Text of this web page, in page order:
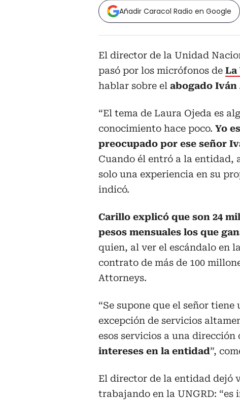
Añadir Caracol Radio en Google
El director de la Unidad
pasó por los micrófonos de La
hablar sobre el abogado Iván
“El tema de Laura Ojeda es
conocimiento hace poco. Yo
preocupado por ese señor
Cuando él entró a la entidad,
solo una experiencia en su
indicó.
Carillo explicó que son 24
pesos mensuales los que
quien, al ver el escándalo en
contrato de más de 100
Attorneys.
“Se supone que el señor
excepción de servicios
esos servicios a una dirección
intereses en la entidad”,
El director de la entidad dejó
trabajando en la UNGRD: “es